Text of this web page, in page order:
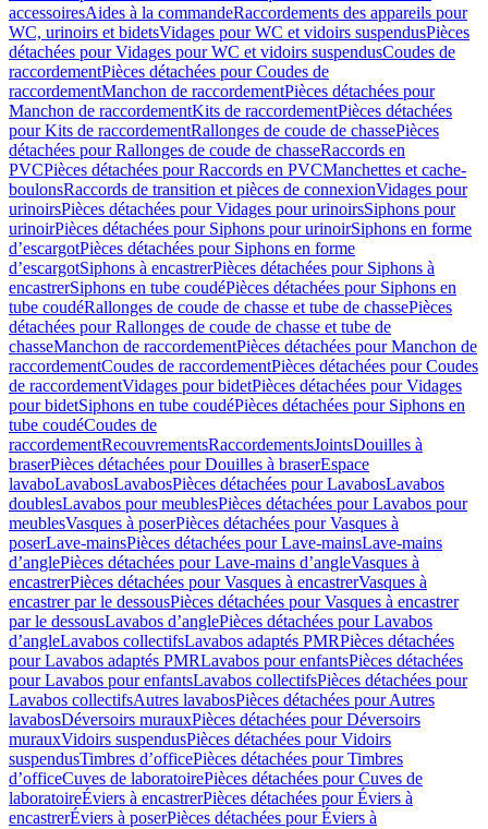
accessoiresAides à la commandeRaccordements des appareils pour
WC, urinoirs et bidetsVidages pour WC et vidoirs suspendusPièces
détachées pour Vidages pour WC et vidoirs suspendusCoudes de
raccordementPièces détachées pour Coudes de
raccordementManchon de raccordementPièces détachées pour
Manchon de raccordementKits de raccordementPièces détachées
pour Kits de raccordementRallonges de coude de chassePièces
détachées pour Rallonges de coude de chasseRaccords en
PVCPièces détachées pour Raccords en PVCManchettes et cache-
boulonsRaccords de transition et pièces de connexionVidages pour
urinoirsPièces détachées pour Vidages pour urinoirsSiphons pour
urinoirPièces détachées pour Siphons pour urinoirSiphons en forme
d’escargotPièces détachées pour Siphons en forme
d’escargotSiphons à encastrerPièces détachées pour Siphons à
encastrerSiphons en tube coudéPièces détachées pour Siphons en
tube coudéRallonges de coude de chasse et tube de chassePièces
détachées pour Rallonges de coude de chasse et tube de
chasseManchon de raccordementPièces détachées pour Manchon de
raccordementCoudes de raccordementPièces détachées pour Coudes
de raccordementVidages pour bidetPièces détachées pour Vidages
pour bidetSiphons en tube coudéPièces détachées pour Siphons en
tube coudéCoudes de
raccordementRecouvrementsRaccordementsJointsDouilles à
braserPièces détachées pour Douilles à braserEspace
lavaboLavabosLavabosPièces détachées pour LavabosLavabos
doublesLavabos pour meublesPièces détachées pour Lavabos pour
meublesVasques à poserPièces détachées pour Vasques à
poserLave-mainsPièces détachées pour Lave-mainsLave-mains
d’anglePièces détachées pour Lave-mains d’angleVasques à
encastrerPièces détachées pour Vasques à encastrerVasques à
encastrer par le dessousPièces détachées pour Vasques à encastrer
par le dessousLavabos d’anglePièces détachées pour Lavabos
d’angleLavabos collectifsLavabos adaptés PMRPièces détachées
pour Lavabos adaptés PMRLavabos pour enfantsPièces détachées
pour Lavabos pour enfantsLavabos collectifsPièces détachées pour
Lavabos collectifsAutres lavabosPièces détachées pour Autres
lavabosDéversoirs murauxPièces détachées pour Déversoirs
murauxVidoirs suspendusPièces détachées pour Vidoirs
suspendusTimbres dʼofficePièces détachées pour Timbres
dʼofficeCuves de laboratoirePièces détachées pour Cuves de
laboratoireÉviers à encastrerPièces détachées pour Éviers à
encastrerÉviers à poserPièces détachées pour Éviers à